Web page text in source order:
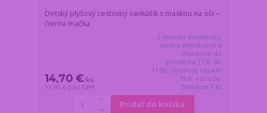
Detský plyšový cestovný vankúšik s maskou na oči –
čierna mačka
14,70 €/ks
11,95 € bez DPH
Z dôvodu dovolenky,
všetko objednané a
uhradené do
pondelka 17.8. do
11:00, dodáme najskôr
19.8. v stredu.
Skladom 6 ks
Pridať do košíka